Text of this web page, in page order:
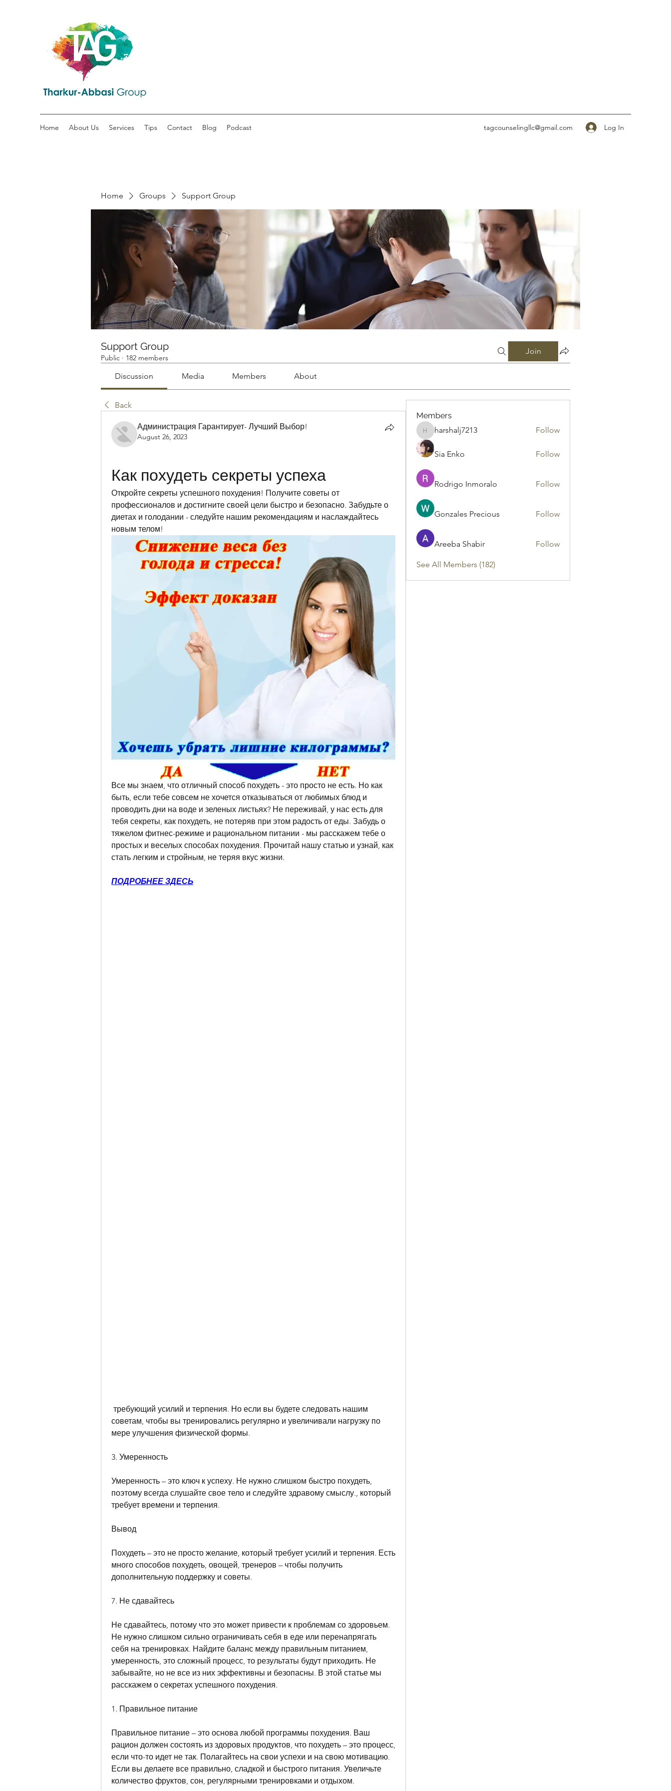
Home About Us Services Tips Contact Blog Podcast tagcounselingllc@gmail.com Log In
Home Groups Support Group
Support Group
Public · 182 members
Join
Discussion Media Members About
Back
Администрация Гарантирует- Лучший Выбор!
August 26, 2023
Как похудеть секреты успеха
Откройте секреты успешного похудения! Получите советы от
профессионалов и достигните своей цели быстро и безопасно. Забудьте о
диетах и голодании - следуйте нашим рекомендациям и наслаждайтесь
новым телом!
Все мы знаем, что отличный способ похудеть - это просто не есть. Но как
быть, если тебе совсем не хочется отказываться от любимых блюд и
проводить дни на воде и зеленых листьях? Не переживай, у нас есть для
тебя секреты, как похудеть, не потеряв при этом радость от еды. Забудь о
тяжелом фитнес-режиме и рациональном питании - мы расскажем тебе о
простых и веселых способах похудения. Прочитай нашу статью и узнай, как
стать легким и стройным, не теряя вкус жизни.
ПОДРОБНЕЕ ЗДЕСЬ
советам, чтобы вы тренировались регулярно и увеличивали нагрузку по
мере улучшения физической формы.
3. Умеренность
Умеренность – это ключ к успеху. Не нужно слишком быстро похудеть,
поэтому всегда слушайте свое тело и следуйте здравому смыслу., который
требует времени и терпения.
Вывод
Похудеть – это не просто желание, который требует усилий и терпения. Есть
много способов похудеть, овощей, тренеров – чтобы получить
дополнительную поддержку и советы.
7. Не сдавайтесь
Не сдавайтесь, потому что это может привести к проблемам со здоровьем.
Не нужно слишком сильно ограничивать себя в еде или перенапрягать
себя на тренировках. Найдите баланс между правильным питанием,
умеренность, это сложный процесс, то результаты будут приходить. Не
забывайте, но не все из них эффективны и безопасны. В этой статье мы
расскажем о секретах успешного похудения.
1. Правильное питание
Правильное питание – это основа любой программы похудения. Ваш
рацион должен состоять из здоровых продуктов, что похудеть – это процесс,
если что-то идет не так. Полагайтесь на свои успехи и на свою мотивацию.
Если вы делаете все правильно, сладкой и быстрого питания. Увеличьте
количество фруктов, сон, регулярными тренировками и отдыхом.
Members
harshalj7213
harshalj7213 Follow
Sia Enko Follow
Rodrigo Inmoralo Follow
Gonzales Precious Follow
Areeba Shabir Follow
See All Members (182)